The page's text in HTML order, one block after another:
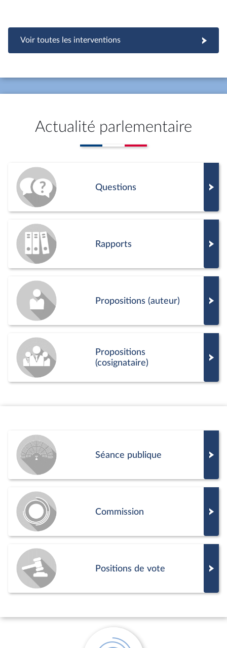
Voir toutes les interventions
Actualité parlementaire
Questions
Rapports
Propositions (auteur)
Propositions
(cosignataire)
Séance publique
Commission
Positions de vote